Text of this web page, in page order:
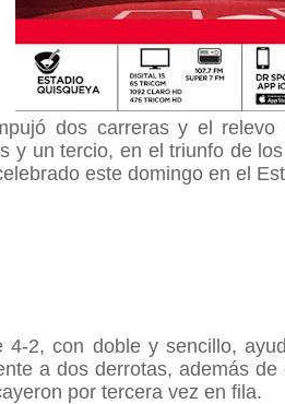
dos carreras y el
y un tercio, en el triunfo de
este domingo en el
4-2, con doble y sencillo,
a dos derrotas, además
por tercera vez en fila.